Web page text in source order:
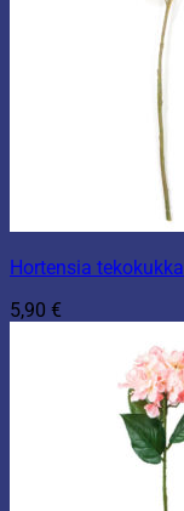
Hortensia tekokukka
5,90 €